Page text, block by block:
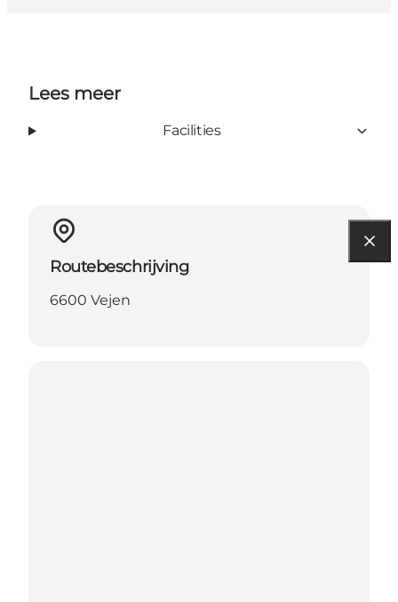
Lees meer
Facilities
Routebeschrijving
6600 Vejen